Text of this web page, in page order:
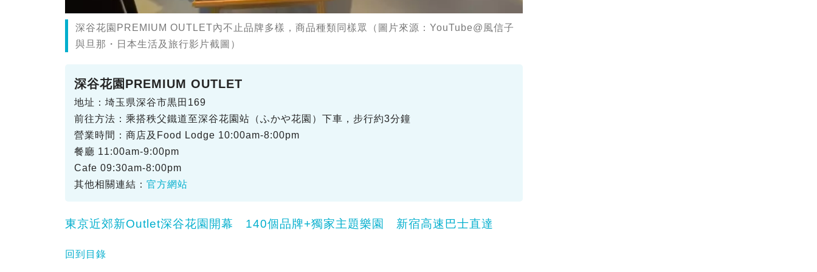
深谷花園PREMIUM OUTLET內不止品牌多樣，商品種類同樣眾（圖片來源：YouTube@風信子
與旦那・日本生活及旅行影片截圖）
深谷花園PREMIUM OUTLET
地址：埼玉県深谷市黒田169
前往方法：乘搭秩父鐵道至深谷花園站（ふかや花園）下車，步行約3分鐘
營業時間：商店及Food Lodge 10:00am-8:00pm
餐廳 11:00am-9:00pm
Cafe 09:30am-8:00pm
其他相關連結： 官方網站
東京近郊新Outlet深谷花園開幕 140個品牌+獨家主題樂園 新宿高速巴士直達
回到目錄